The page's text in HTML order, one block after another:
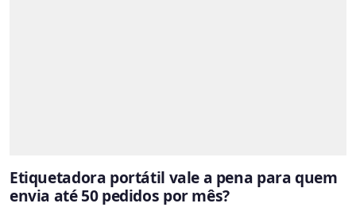
Etiquetadora portátil vale a pena para quem
envia até 50 pedidos por mês?